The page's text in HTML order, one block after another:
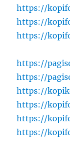
https://
https://
https://
https://
https://
https://
https://
https://
https://